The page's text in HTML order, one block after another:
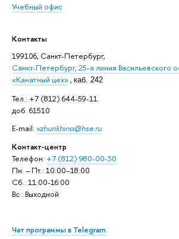
Учебный офис
Контакты
199106, Санкт-Петербург,
Санкт-Петербург, 25-я линия Васильевского
«Канатный цех», каб. 242
Тел.: +7 (812) 644-59-11
доб. 61510
E-mail: vzhurikhina@hse.ru
Контакт-центр
Телефон: +7 (812) 980-00-30
Пн. – Пт.: 10:00–18:00
Сб.: 11:00-16:00
Вс.: Выходной
Чат программы в Telegram